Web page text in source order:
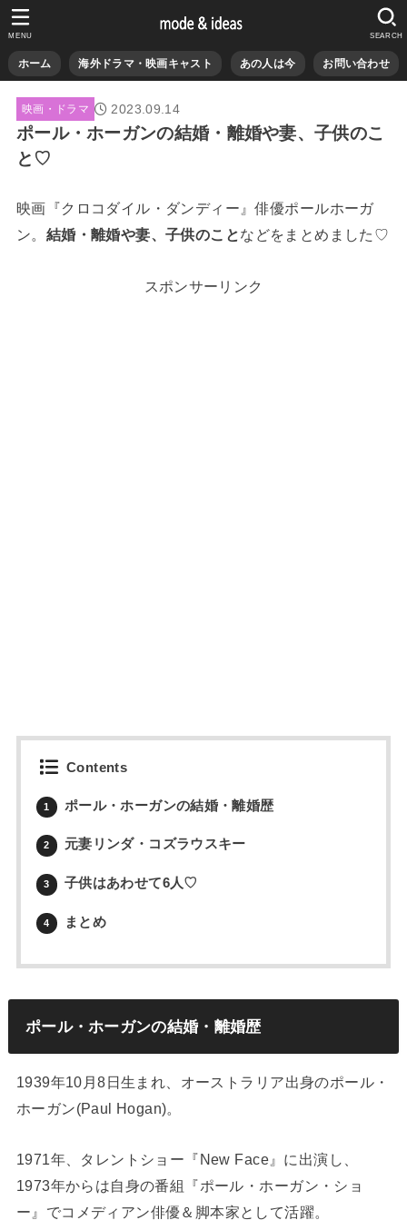
ホーム 海外ドラマ・映画キャスト あの人は今 お問い合わせ
SEARCH
MENU
映画・ドラマ 2023.09.14
ポール・ホーガンの結婚・離婚や妻、子供のこ
と♡
映画『クロコダイル・ダンディー』俳優ポールホーガ
ン。 結婚・離婚や妻、子供のことなどをまとめました♡
スポンサーリンク
Contents
1 ポール・ホーガンの結婚・離婚歴
2 元妻リンダ・コズラウスキー
3 子供はあわせて6人♡
4 まとめ
ポール・ホーガンの結婚・離婚歴
1939年10月8日生まれ、オーストラリア出身のポール・
ホーガン(Paul Hogan)。
1971年、タレントショー『New Face』に出演し、
1973年からは自身の番組『ポール・ホーガン・ショ
ー』でコメディアン俳優＆脚本家として活躍。